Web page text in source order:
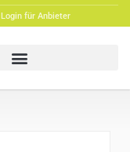
Login für Anbieter